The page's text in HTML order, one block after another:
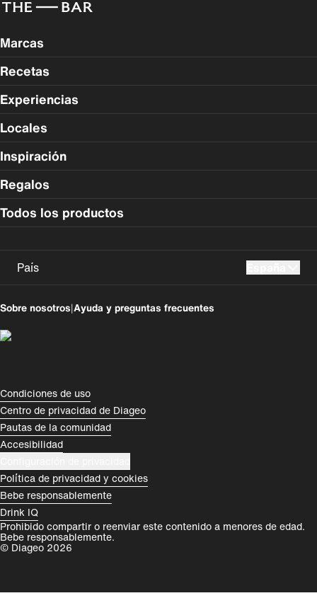
Marcas
Recetas
Experiencias
Locales
Inspiración
Regalos
Todos los productos
País
România
Rest of World
Sobre nosotros|Ayuda y preguntas frecuentes
Compliance Footer
Condiciones de uso
Centro de privacidad de Diageo
Pautas de la comunidad
Accesibilidad
Política de privacidad y cookies
Bebe responsablemente
Drink IQ
Prohibido compartir o reenviar este contenido a menores de edad.
Bebe responsablemente.
© Diageo 2026